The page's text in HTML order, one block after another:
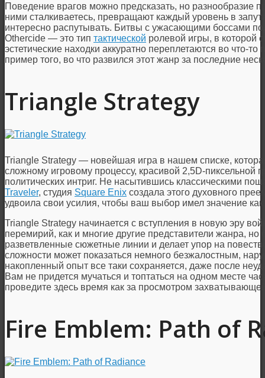
Поведение врагов можно предсказать, но разнообразие
ними сталкиваетесь, превращают каждый уровень в
интересно распутывать. Битвы с ужасающими боссами
Othercide — это тип тактической ролевой игры, в которой
эстетические находки аккуратно переплетаются во что-
пример того, во что развился этот жанр за последние
Triangle Strategy
Triangle Strategy — новейшая игра в нашем списке,
сложному игровому процессу, красивой 2,5D-пиксельной
политических интриг. Не насытившись классическими
Traveler, студия Square Enix создала этого духовного
удвоила свои усилия, чтобы ваш выбор имел значение
Triangle Strategy начинается с вступления в новую эру
перемирий, как и многие другие представители жанра, но
разветвленные сюжетные линии и делает упор на
сложности может показаться немного безжалостным,
накопленный опыт все таки сохраняется, даже после
Вам не придется мучаться и топтаться на одном месте
проведите здесь время как за просмотром
Fire Emblem: Path of